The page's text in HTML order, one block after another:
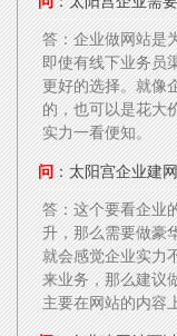
答：企业做网站是
即使有线下业务员
更好的选择。就像
的，也可以是花大
实力一看便知。
问：太阳宫企业建
答：这个要看企业
升，那么需要做豪
就会感觉企业实力
来业务，那么建议
主要在网站的内容